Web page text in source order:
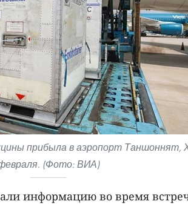
прибыла в аэропорт Таншоннят,
(Фото: ВИА)
информацию во время